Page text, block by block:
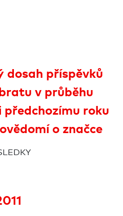
dosah příspěvků
v průběhu
roku
o značce